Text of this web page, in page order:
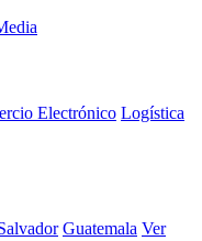
Electrónico Logística
Guatemala Ver